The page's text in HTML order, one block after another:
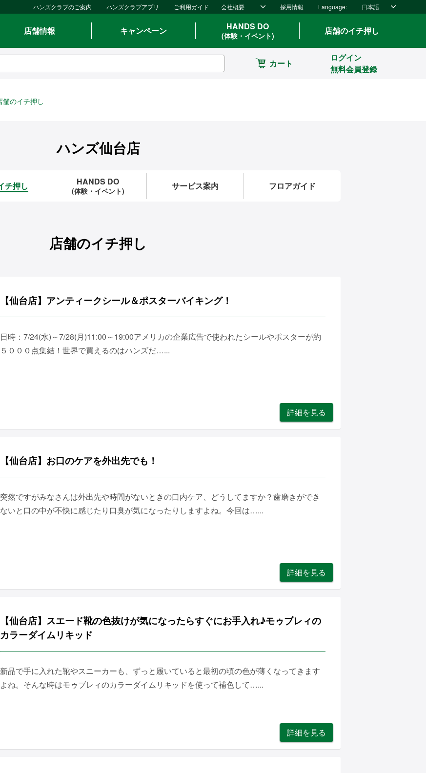
ハンズクラブのご案内 ハンズクラブアプリ ご利用ガイド 会社概要 採用情報 Language: 日本語
店舗情報 キャンペーン HANDS DO
(体験・イベント) 店舗のイチ押し
カート
ログイン
無料会員登録
舗のイチ押し
ハンズ仙台店
チ押し HANDS DO
(体験・イベント) サービス案内 フロアガイド
店舗のイチ押し
【仙台店】アンティークシール＆ポスターバイキング！
日時：7/24(水)～7/28(月)11:00～19:00アメリカの企業広告で使われたシールやポスターが約
５０００点集結！世界で買えるのはハンズだ…...
詳細を見る
【仙台店】お口のケアを外出先でも！
突然ですがみなさんは外出先や時間がないときの口内ケア、どうしてますか？歯磨きができ
ないと口の中が不快に感じたり口臭が気になったりしますよね。今回は…...
詳細を見る
【仙台店】スエード靴の色抜けが気になったらすぐにお手入れ♪モゥブレィの
カラーダイムリキッド
新品で手に入れた靴やスニーカーも、ずっと履いていると最初の頃の色が薄くなってきます
よね。そんな時はモゥブレィのカラーダイムリキッドを使って補色して…...
詳細を見る